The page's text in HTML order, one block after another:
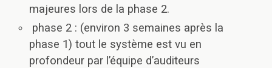
majeures lors de la phase 2.
phase 2 : (environ 3 semaines après la
phase 1) tout le système est vu en
profondeur par l’équipe d’auditeurs